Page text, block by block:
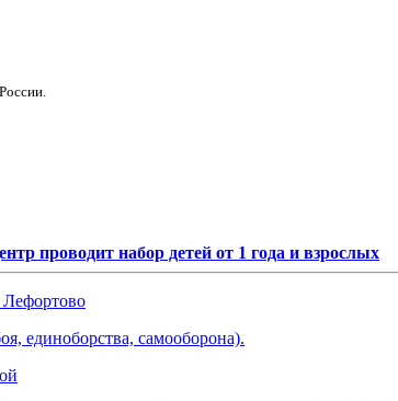
проводит набор детей от 1 года и взрослых
единоборства, самооборона).